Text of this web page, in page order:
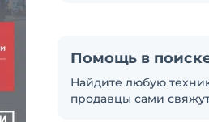
Помощь в
Найдите любую
продавцы сами